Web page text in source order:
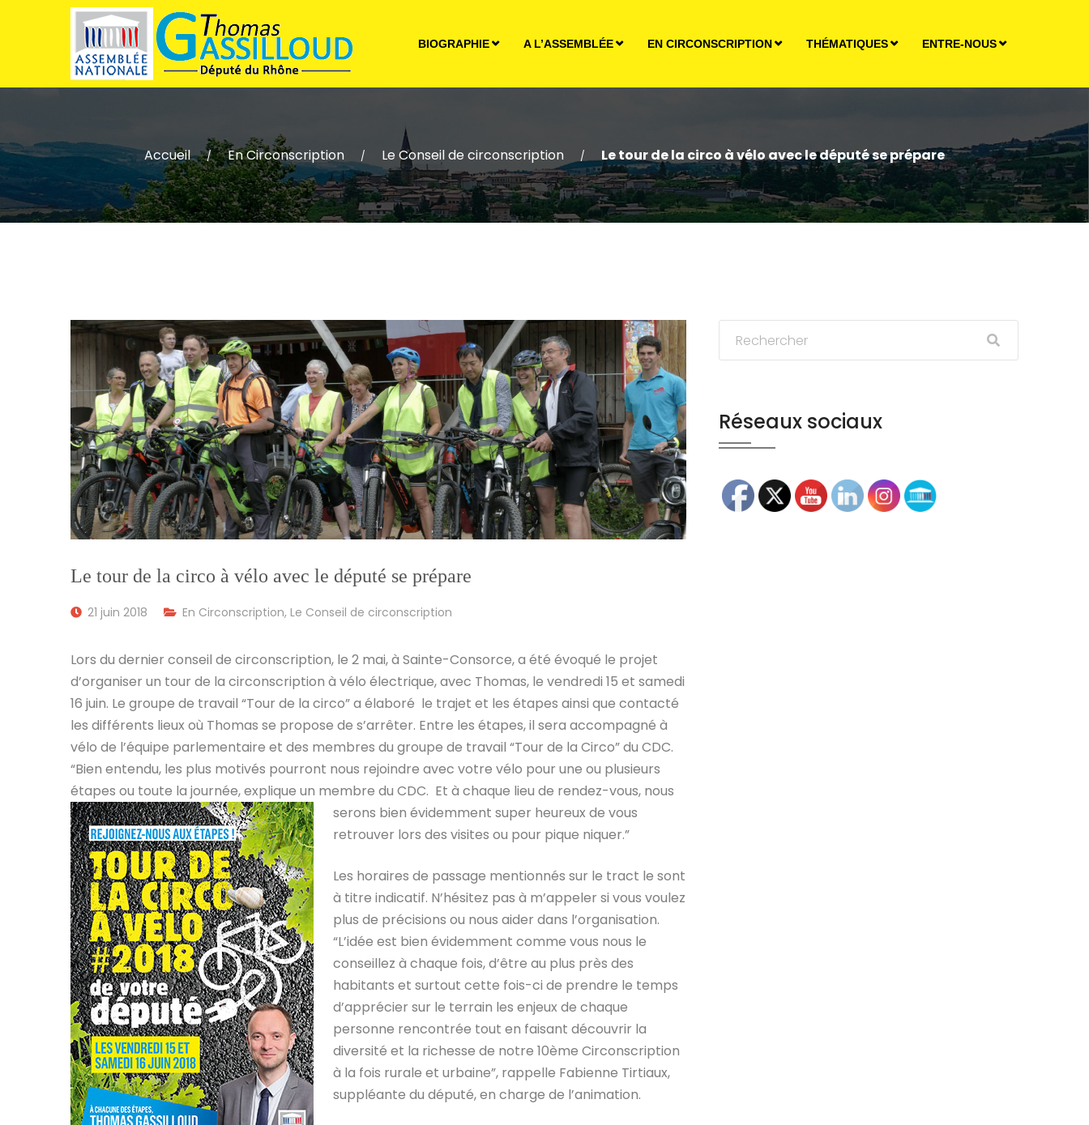
BIOGRAPHIE A L’ASSEMBLÉE EN CIRCONSCRIPTION THÉMATIQUES ENTRE-NOUS
Accueil / En Circonscription / Le Conseil de circonscription / Le tour de la circo à vélo avec le député se prépare
Le tour de la circo à vélo avec le député se prépare
21 juin 2018 En Circonscription, Le Conseil de circonscription
Lors du dernier conseil de circonscription, le 2 mai, à Sainte-Consorce, a été évoqué le projet
d’organiser un tour de la circonscription à vélo électrique, avec Thomas, le vendredi 15 et samedi
16 juin. Le groupe de travail “Tour de la circo” a élaboré le trajet et les étapes ainsi que contacté
les différents lieux où Thomas se propose de s’arrêter. Entre les étapes, il sera accompagné à
vélo de l’équipe parlementaire et des membres du groupe de travail “Tour de la Circo” du CDC.
“Bien entendu, les plus motivés pourront nous rejoindre avec votre vélo pour une ou plusieurs
étapes ou toute la journée, explique un membre du CDC. Et à chaque lieu de rendez-vous, nous
serons bien évidemment super heureux de vous
retrouver lors des visites ou pour pique niquer.”
Les horaires de passage mentionnés sur le tract le sont
à titre indicatif. N’hésitez pas à m’appeler si vous voulez
plus de précisions ou nous aider dans l’organisation.
“L’idée est bien évidemment comme vous nous le
conseillez à chaque fois, d’être au plus près des
habitants et surtout cette fois-ci de prendre le temps
d’apprécier sur le terrain les enjeux de chaque
personne rencontrée tout en faisant découvrir la
diversité et la richesse de notre 10ème Circonscription
à la fois rurale et urbaine”, rappelle Fabienne Tirtiaux,
suppléante du député, en charge de l’animation.
Réseaux sociaux